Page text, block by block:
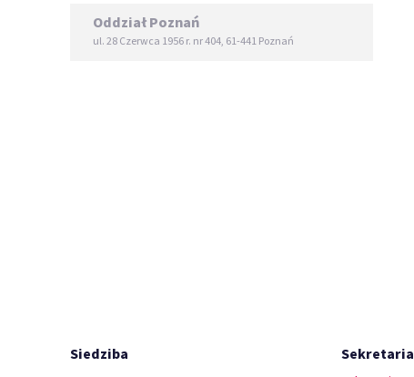
Oddział Poznań
ul. 28 Czerwca 1956 r. nr 404, 61-441 Poznań
Siedziba